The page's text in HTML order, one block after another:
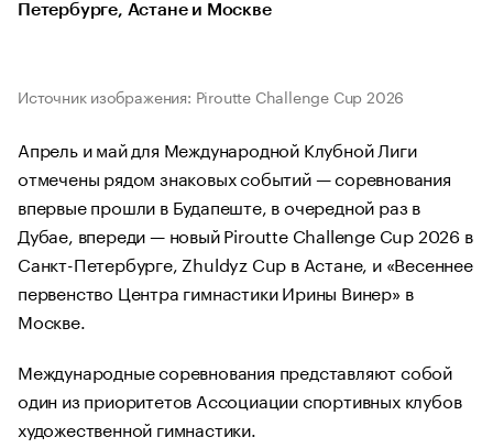
Петербурге, Астане и Москве
Источник изображения: Piroutte Challenge Cuр 2026
Апрель и май для Международной Клубной Лиги
отмечены рядом знаковых событий — соревнования
впервые прошли в Будапеште, в очередной раз в
Дубае, впереди — новый Piroutte Challenge Cuр 2026 в
Санкт-Петербурге, Zhuldyz Cup в Астане, и «Весеннее
первенство Центра гимнастики Ирины Винер» в
Москве.
Международные соревнования представляют собой
один из приоритетов Ассоциации спортивных клубов
художественной гимнастики.